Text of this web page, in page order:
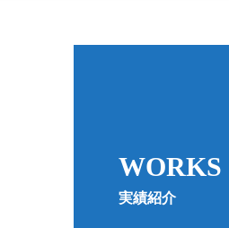
WORKS
実績紹介